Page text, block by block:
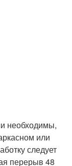
необходимы,
или
следует
перерыв 48